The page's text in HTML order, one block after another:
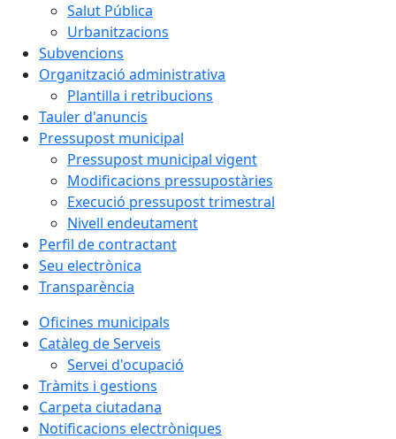
Salut Pública
Urbanitzacions
Subvencions
Organització administrativa
Plantilla i retribucions
Tauler d'anuncis
Pressupost municipal
Pressupost municipal vigent
Modificacions pressupostàries
Execució pressupost trimestral
Nivell endeutament
Perfil de contractant
Seu electrònica
Transparència
Oficines municipals
Catàleg de Serveis
Servei d'ocupació
Tràmits i gestions
Carpeta ciutadana
Notificacions electròniques